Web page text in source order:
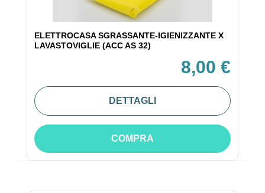
ELETTROCASA SGRASSANTE-IGIENIZZANTE X
LAVASTOVIGLIE (ACC AS 32)
8,00 €
DETTAGLI
COMPRA